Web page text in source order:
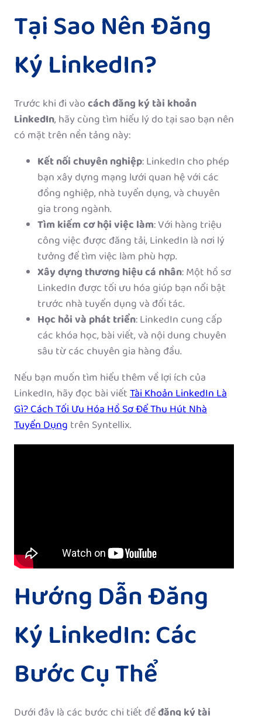
Tại Sao Nên Đăng
Ký LinkedIn?
Trước khi đi vàocách đăng ký tài khoản
LinkedIn, hãy cùng tìm hiểu lý do tại sao bạn nên
có mặt trên nền tảng này:
Kết nối chuyên nghiệp: LinkedIn cho phép
bạn xây dựng mạng lưới quan hệ với các
đồng nghiệp, nhà tuyển dụng, và chuyên
gia trong ngành.
Tìm kiếm cơ hội việc làm: Với hàng triệu
công việc được đăng tải, LinkedIn là nơi lý
tưởng để tìm việc làm phù hợp.
Xây dựng thương hiệu cá nhân: Một hồ sơ
LinkedIn được tối ưu hóa giúp bạn nổi bật
trước nhà tuyển dụng và đối tác.
Học hỏi và phát triển: LinkedIn cung cấp
các khóa học, bài viết, và nội dung chuyên
sâu từ các chuyên gia hàng đầu.
Nếu bạn muốn tìm hiểu thêm về lợi ích của
LinkedIn, hãy đọc bài viếtTài Khoản LinkedIn Là
Gì? Cách Tối Ưu Hóa Hồ Sơ Để Thu Hút Nhà
Tuyển Dụng trên Syntellix.
Hướng Dẫn Đăng
Ký LinkedIn: Các
Bước Cụ Thể